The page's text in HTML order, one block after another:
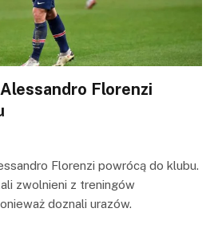
Florenzi
Florenzi powrócą do klubu.
zwolnieni z treningów
doznali urazów.